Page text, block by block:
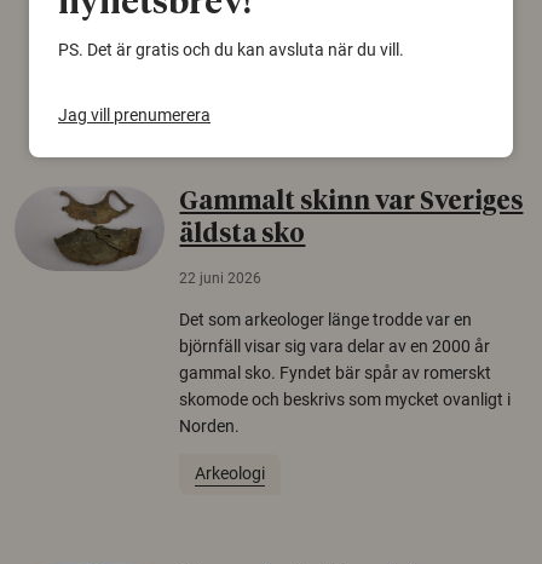
europeiska länder.
Gammalt skinn var Sveriges
äldsta sko
22 juni 2026
Det som arkeologer länge trodde var en
björnfäll visar sig vara delar av en 2000 år
gammal sko. Fyndet bär spår av romerskt
skomode och beskrivs som mycket ovanligt i
Norden.
Arkeologi
PS. Det är gratis och du kan avsluta när du vill.
Jag vill prenumerera